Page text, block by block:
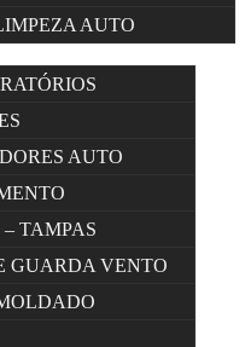
AUTO
AUTO
TAMPAS
GUARDA VENTO